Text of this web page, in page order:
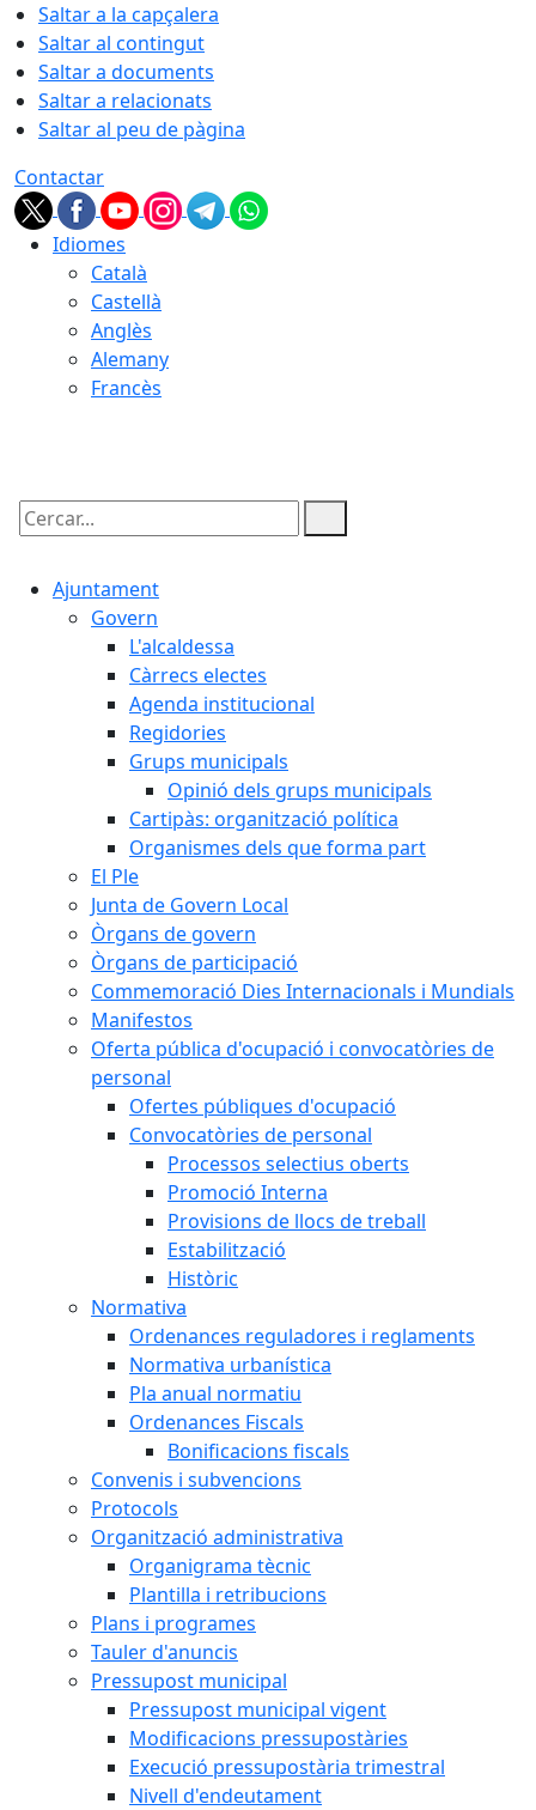
Saltar a la capçalera
Saltar al contingut
Saltar a documents
Saltar a relacionats
Saltar al peu de pàgina
Contactar
Idiomes
Català
Castellà
Anglès
Alemany
Francès
Cercar:
Ajuntament
Govern
L'alcaldessa
Càrrecs electes
Agenda institucional
Regidories
Grups municipals
Opinió dels grups municipals
Cartipàs: organització política
Organismes dels que forma part
El Ple
Junta de Govern Local
Òrgans de govern
Òrgans de participació
Commemoració Dies Internacionals i Mundials
Manifestos
Oferta pública d'ocupació i convocatòries de
personal
Ofertes públiques d'ocupació
Convocatòries de personal
Processos selectius oberts
Promoció Interna
Provisions de llocs de treball
Estabilització
Històric
Normativa
Ordenances reguladores i reglaments
Normativa urbanística
Pla anual normatiu
Ordenances Fiscals
Bonificacions fiscals
Convenis i subvencions
Protocols
Organització administrativa
Organigrama tècnic
Plantilla i retribucions
Plans i programes
Tauler d'anuncis
Pressupost municipal
Pressupost municipal vigent
Modificacions pressupostàries
Execució pressupostària trimestral
Nivell d'endeutament